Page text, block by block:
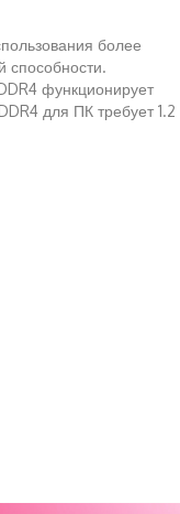
более
способности.
функционирует
для ПК требует 1.2